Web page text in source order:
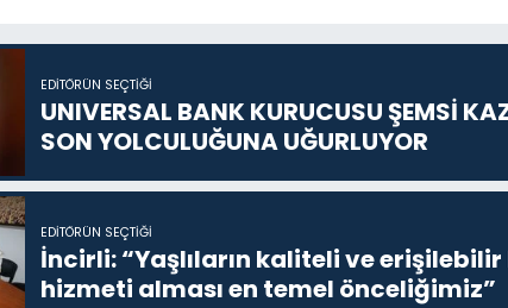
EDITÖRÜN SEÇTIĞI
UNIVERSAL BANK KURUCUSU ŞEMSİ
SON YOLCULUĞUNA UĞURLUYOR
EDITÖRÜN SEÇTIĞI
İncirli: “Yaşlıların kaliteli ve erişilebilir
hizmeti alması en temel önceliğimiz”